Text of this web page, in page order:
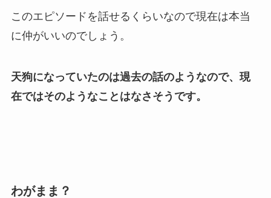
このエピソードを話せるくらいなので現在は本当
に仲がいいのでしょう。
天狗になっていたのは過去の話のようなので、現
在ではそのようなことはなさそうです。
わがまま？